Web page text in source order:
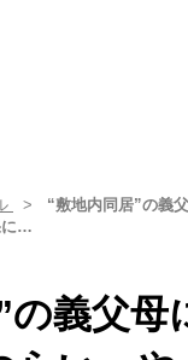
“敷地内同居”の義
に…
の義父